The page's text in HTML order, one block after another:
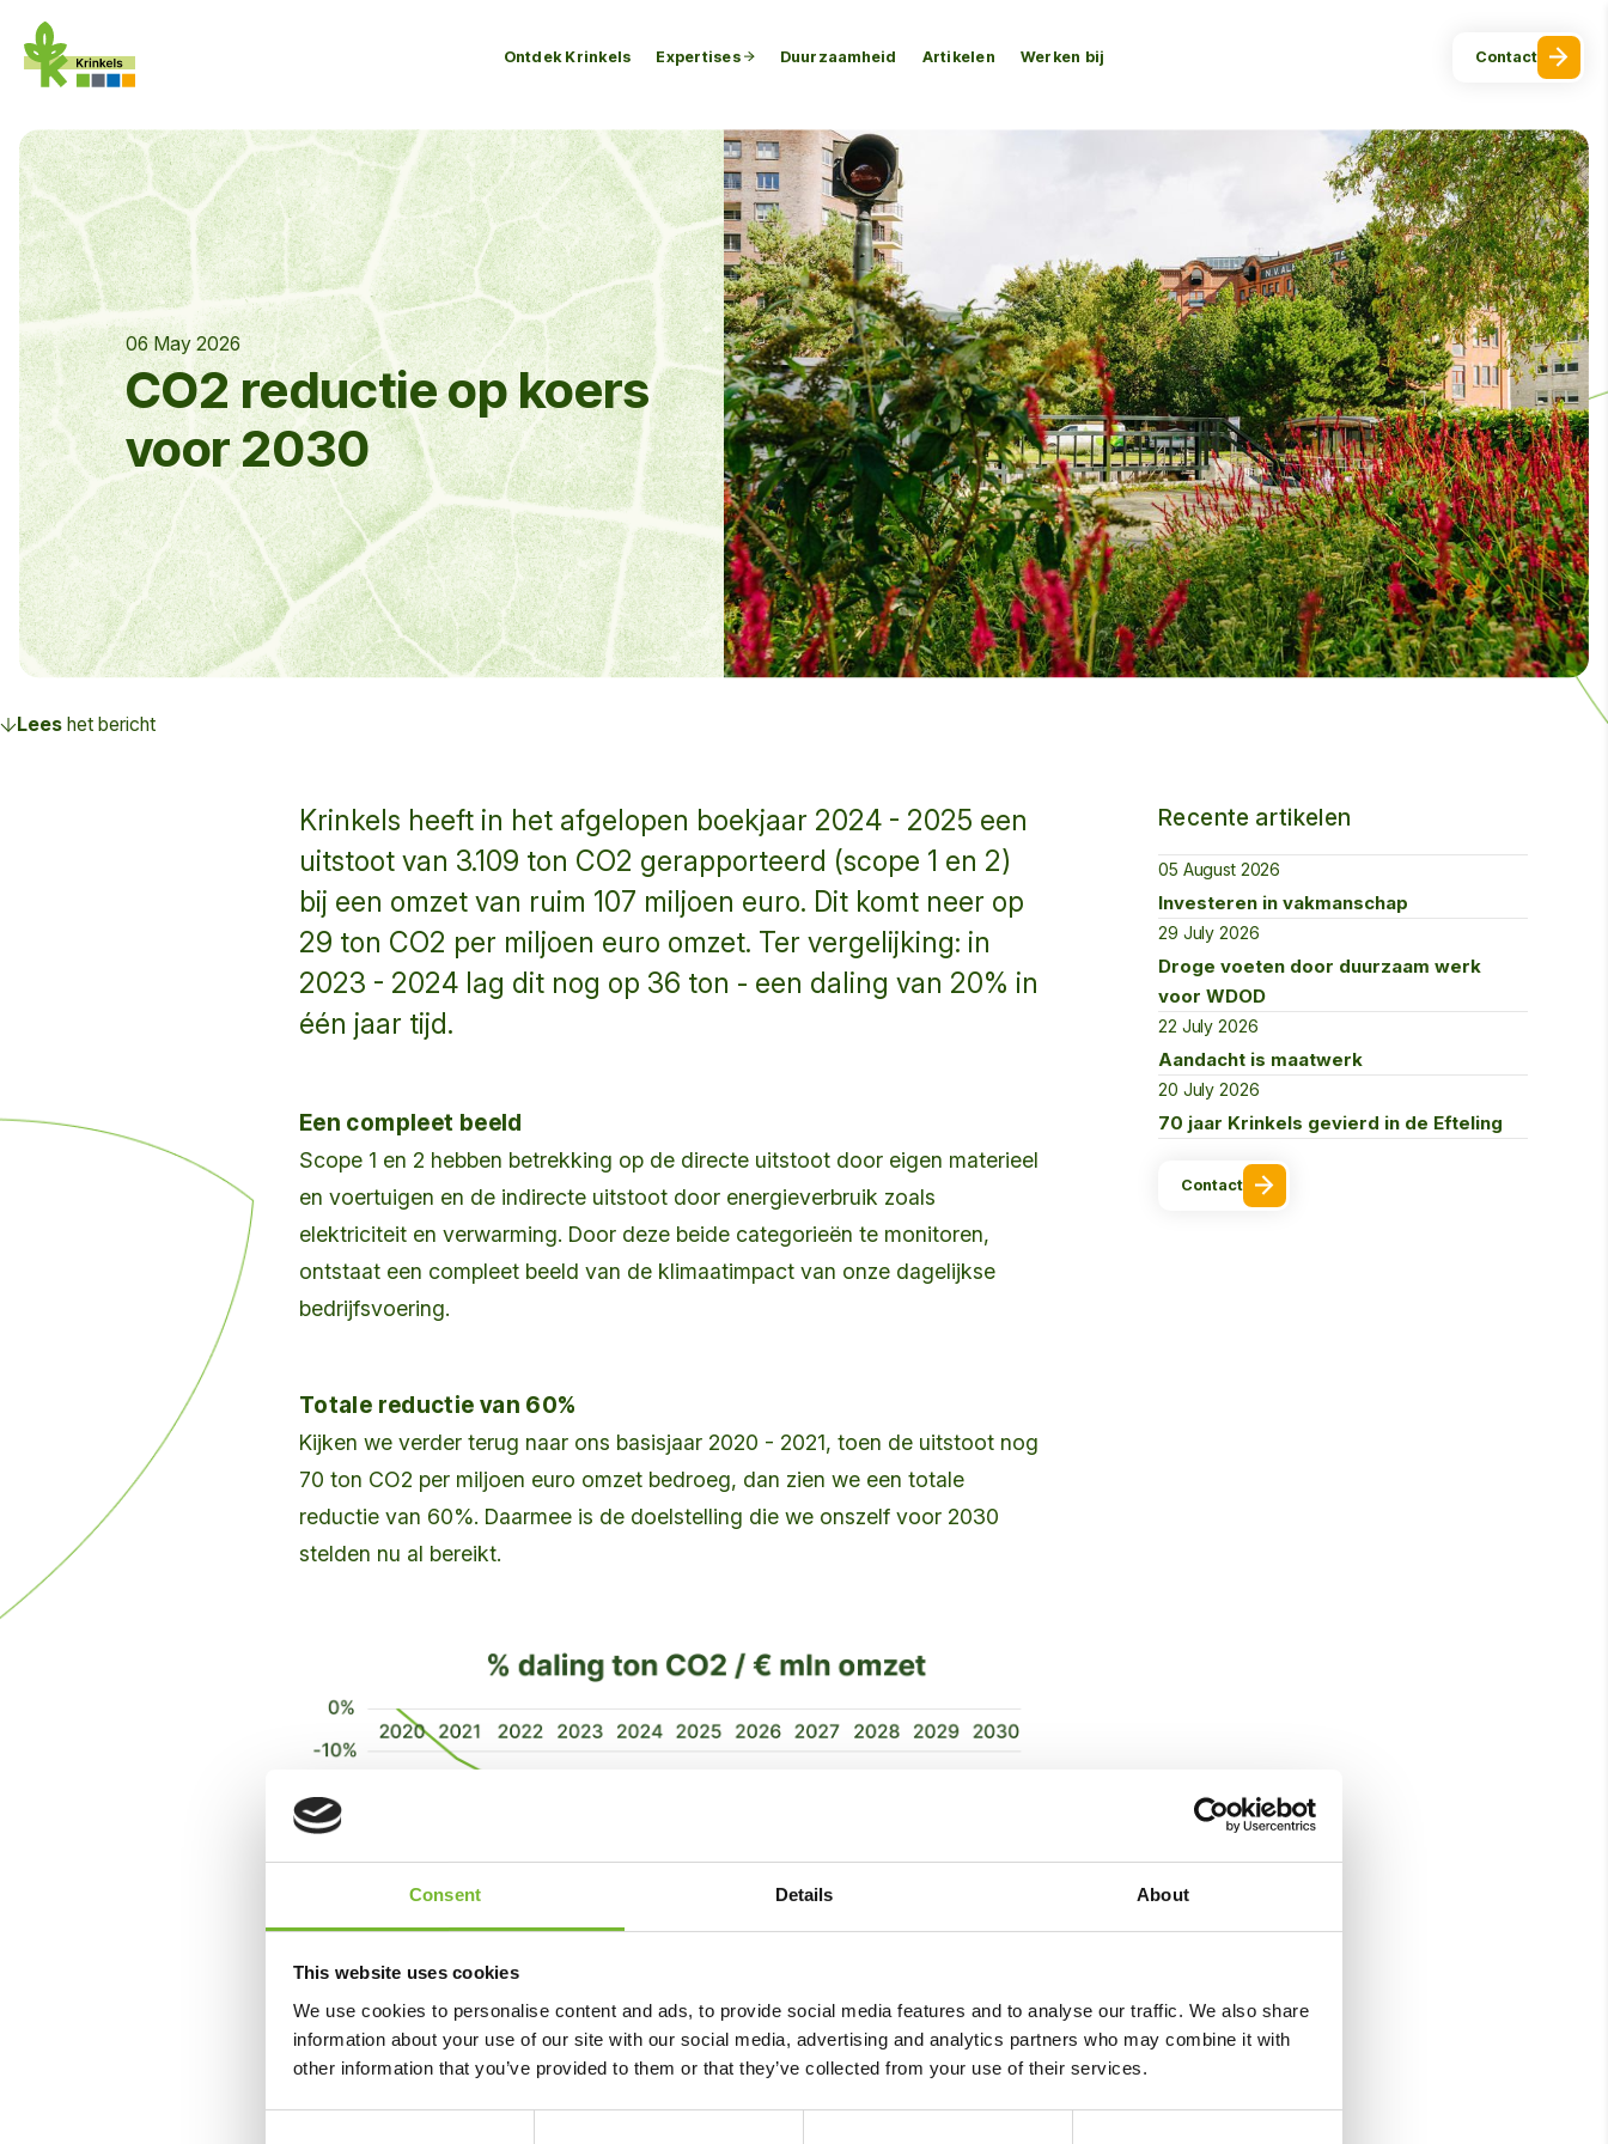
Consent Details About
This website uses cookies
We use cookies to personalise content and ads, to provide social media features and to analyse our traffic. We also share
information about your use of our site with our social media, advertising and analytics partners who may combine it with
other information that you’ve provided to them or that they’ve collected from your use of their services.
Ontdek Krinkels Expertises Duurzaamheid Artikelen Werken bij Contact
06 May 2026
CO2 reductie op koers
voor 2030
Leeshet bericht
Krinkels heeft in het afgelopen boekjaar 2024 - 2025 een
uitstoot van 3.109 ton CO2 gerapporteerd (scope 1 en 2)
bij een omzet van ruim 107 miljoen euro. Dit komt neer op
29 ton CO2 per miljoen euro omzet. Ter vergelijking: in
2023 - 2024 lag dit nog op 36 ton - een daling van 20% in
één jaar tijd.
Een compleet beeld
Scope 1 en 2 hebben betrekking op de directe uitstoot door eigen materieel
en voertuigen en de indirecte uitstoot door energieverbruik zoals
elektriciteit en verwarming. Door deze beide categorieën te monitoren,
ontstaat een compleet beeld van de klimaatimpact van onze dagelijkse
bedrijfsvoering.
Totale reductie van 60%
Kijken we verder terug naar ons basisjaar 2020 - 2021, toen de uitstoot nog
70 ton CO2 per miljoen euro omzet bedroeg, dan zien we een totale
reductie van 60%. Daarmee is de doelstelling die we onszelf voor 2030
stelden nu al bereikt.
Recente artikelen
05 August 2026
Investeren in vakmanschap
29 July 2026
Droge voeten door duurzaam werk
voor WDOD
22 July 2026
Aandacht is maatwerk
20 July 2026
70 jaar Krinkels gevierd in de Efteling
Contact